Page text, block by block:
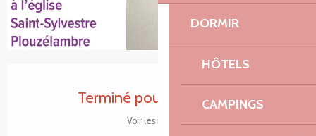
DORMIR
HÔTELS
CAMPINGS
Terminé pour aujourd'hui
Voir les horaires